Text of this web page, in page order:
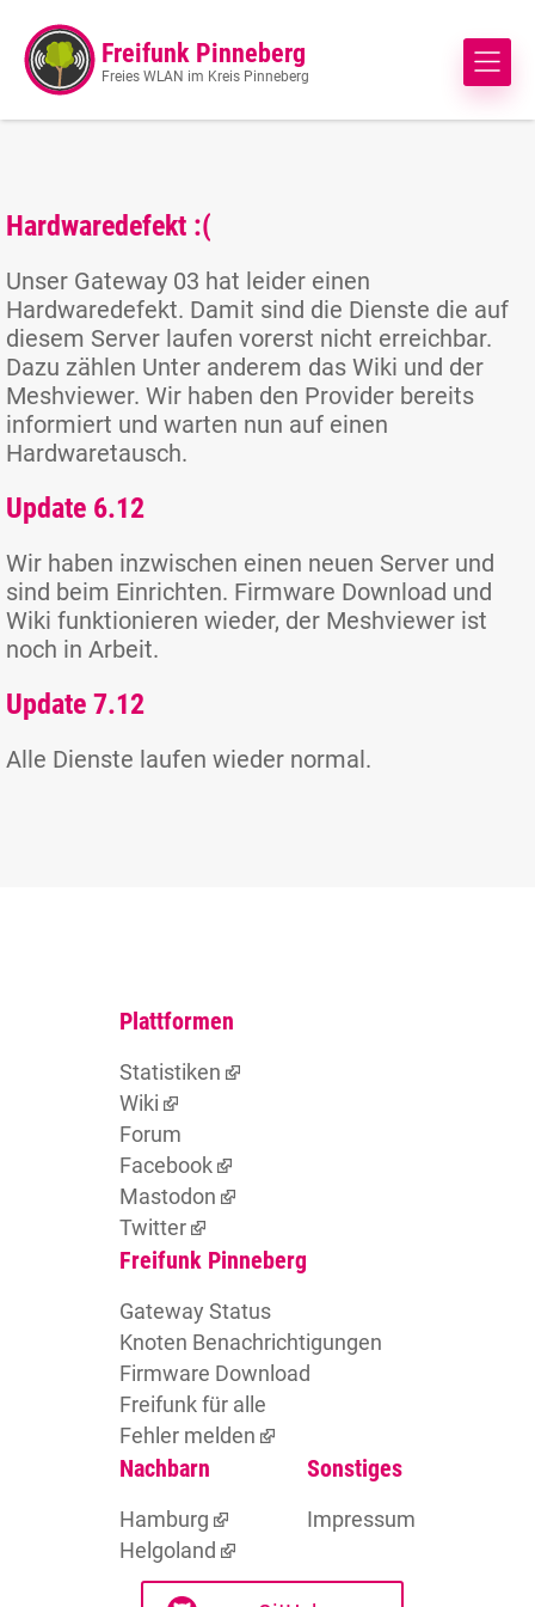
Freifunk Pinneberg
Freies WLAN im Kreis Pinneberg
Hardwaredefekt :(
Unser Gateway 03 hat leider einen
Hardwaredefekt. Damit sind die Dienste die auf
diesem Server laufen vorerst nicht erreichbar.
Dazu zählen Unter anderem das Wiki und der
Meshviewer. Wir haben den Provider bereits
informiert und warten nun auf einen
Hardwaretausch.
Update 6.12
Wir haben inzwischen einen neuen Server und
sind beim Einrichten. Firmware Download und
Wiki funktionieren wieder, der Meshviewer ist
noch in Arbeit.
Update 7.12
Alle Dienste laufen wieder normal.
Plattformen
Statistiken
Wiki
Forum
Facebook
Mastodon
Twitter
Freifunk Pinneberg
Gateway Status
Knoten Benachrichtigungen
Firmware Download
Freifunk für alle
Fehler melden
Nachbarn
Hamburg
Helgoland
Sonstiges
Impressum